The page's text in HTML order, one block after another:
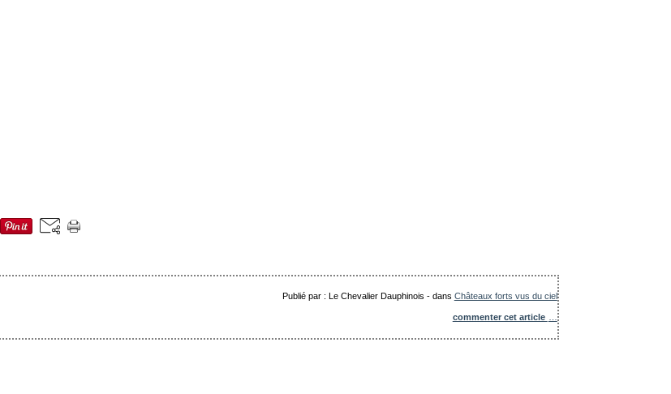
Publié par : Le Chevalier Dauphinois -dans Châteaux forts vus du ciel
commenter cet article